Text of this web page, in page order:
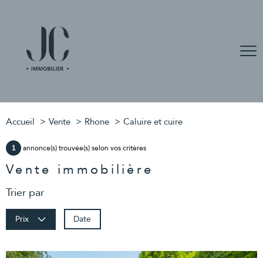
Accueil Vente Rhone Caluire et cuire
1 annonce(s) trouvée(s) selon vos critères
Vente immobilière
Trier par
Prix Date